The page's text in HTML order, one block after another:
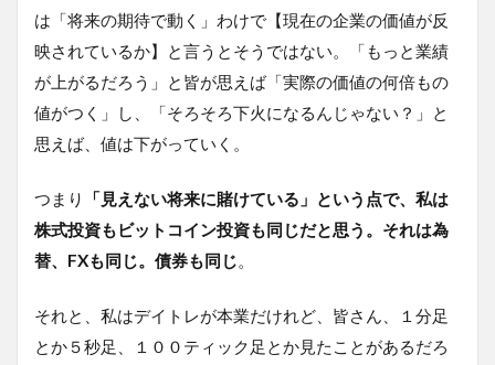
は「将来の期待で動く」わけで【現在の企業の価値が反
映されているか】と言うとそうではない。「もっと業績
が上がるだろう」と皆が思えば「実際の価値の何倍もの
値がつく」し、「そろそろ下火になるんじゃない？」と
思えば、値は下がっていく。
つまり
「見えない将来に賭けている」という点で、私は
株式投資もビットコイン投資も同じだと思う。それは為
替、FXも同じ。債券も同じ
それと、私はデイトレが本業だけれど、皆さん、１分足
とか５秒足、１００ティック足とか見たことがあるだろ